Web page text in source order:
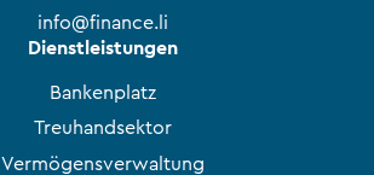
info@finance.li
Dienstleistungen
Bankenplatz
Treuhandsektor
Vermögensverwaltung